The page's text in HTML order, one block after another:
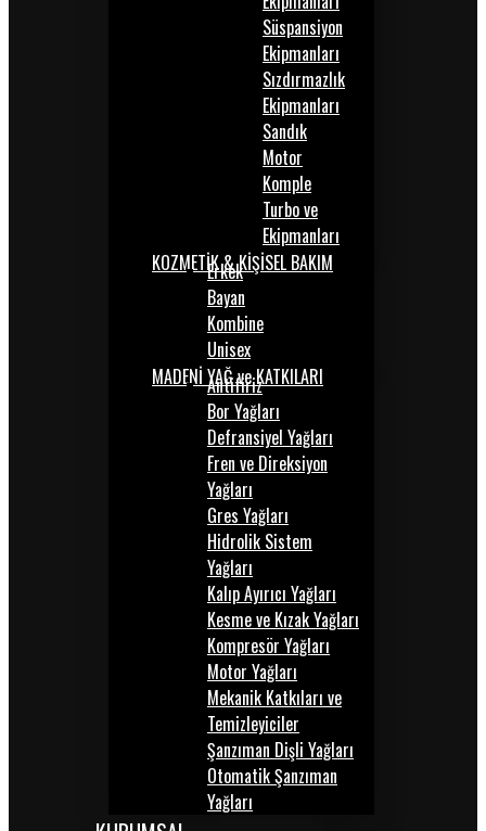
Süspansiyon
Ekipmanları
Sızdırmazlık
Ekipmanları
Sandık
Motor
Komple
Turbo ve
Ekipmanları
KOZMETİK & KİŞİSEL BAKIM
Erkek
Bayan
Kombine
Unisex
MADENİ YAĞ ve KATKILARI
Antifiriz
Bor Yağları
Defransiyel Yağları
Fren ve Direksiyon
Yağları
Gres Yağları
Hidrolik Sistem
Yağları
Kalıp Ayırıcı Yağları
Kesme ve Kızak Yağları
Kompresör Yağları
Motor Yağları
Mekanik Katkıları ve
Temizleyiciler
Şanzıman Dişli Yağları
Otomatik Şanzıman
Yağları